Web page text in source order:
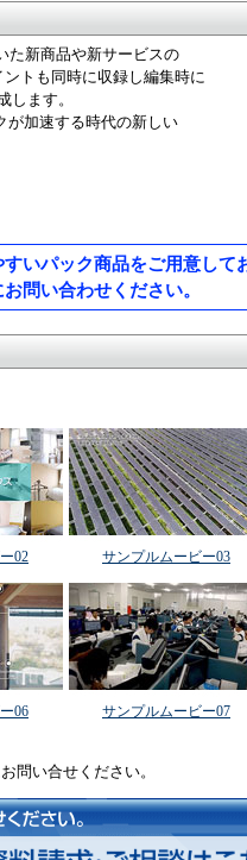
た新商品や新サービスの
トも同時に収録し編集時に
します。
が加速する時代の新しい
いパック商品をご用意して
問い合わせください。
02 サンプルムービー03
06 サンプルムービー07
問い合せください。